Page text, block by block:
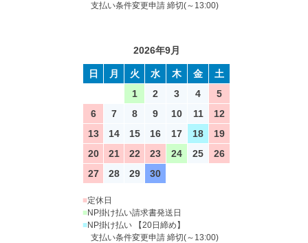
支払い条件変更申請 締切(～13:00)
2026年9月
日 月 火 水 木 金
土
1
2 3 4
5
6
7 8 9 10 11
12
13
14 15 16 17 18
19
20
21 22 23 24 25
26
27
28 29 30
■定休日
■NP掛け払い請求書発送日
■NP掛け払い 【20日締め】
支払い条件変更申請 締切(～13:00)